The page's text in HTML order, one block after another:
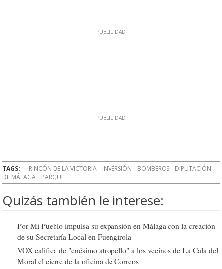
TAGS: RINCÓN DE LA VICTORIA INVERSIÓN BOMBEROS
DIPUTACIÓN
DE MÁLAGA
PARQUE
Quizás también le interese:
Por Mi Pueblo impulsa su expansión en Málaga con la creación
de su Secretaría Local en Fuengirola
VOX califica de "enésimo atropello" a los vecinos de La Cala del
Moral el cierre de la oficina de Correos